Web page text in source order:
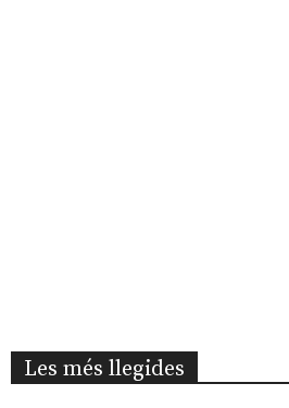
Les més llegides